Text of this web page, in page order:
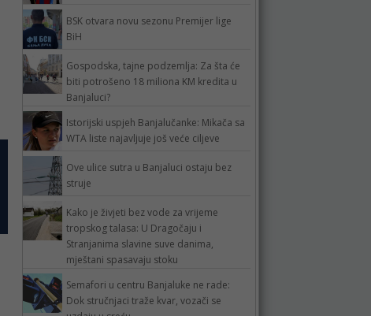
BSK otvara novu sezonu Premijer lige
BiH
Gospodska, tajne podzemlja: Za šta će
biti potrošeno 18 miliona KM kredita u
Banjaluci?
Istorijski uspjeh Banjalučanke: Mikača sa
WTA liste najavljuje još veće ciljeve
Ove ulice sutra u Banjaluci ostaju bez
struje
Kako je živjeti bez vode za vrijeme
tropskog talasa: U Dragočaju i
Stranjanima slavine suve danima,
mještani spasavaju stoku
Semafori u centru Banjaluke ne rade:
Dok stručnjaci traže kvar, vozači se